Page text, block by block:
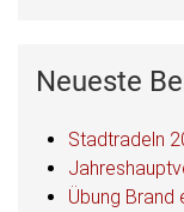
Neueste
Stadtradeln
Übung Brand